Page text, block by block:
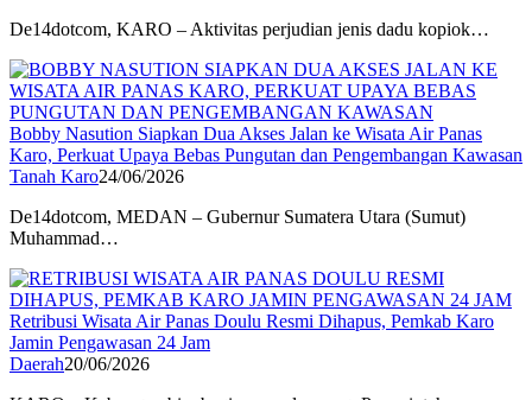
De14dotcom, KARO – Aktivitas perjudian jenis dadu kopiok…
Bobby Nasution Siapkan Dua Akses Jalan ke Wisata Air Panas
Karo, Perkuat Upaya Bebas Pungutan dan Pengembangan Kawasan
Tanah Karo24/06/2026
De14dotcom, MEDAN – Gubernur Sumatera Utara (Sumut)
Muhammad…
Retribusi Wisata Air Panas Doulu Resmi Dihapus, Pemkab Karo
Jamin Pengawasan 24 Jam
Daerah20/06/2026